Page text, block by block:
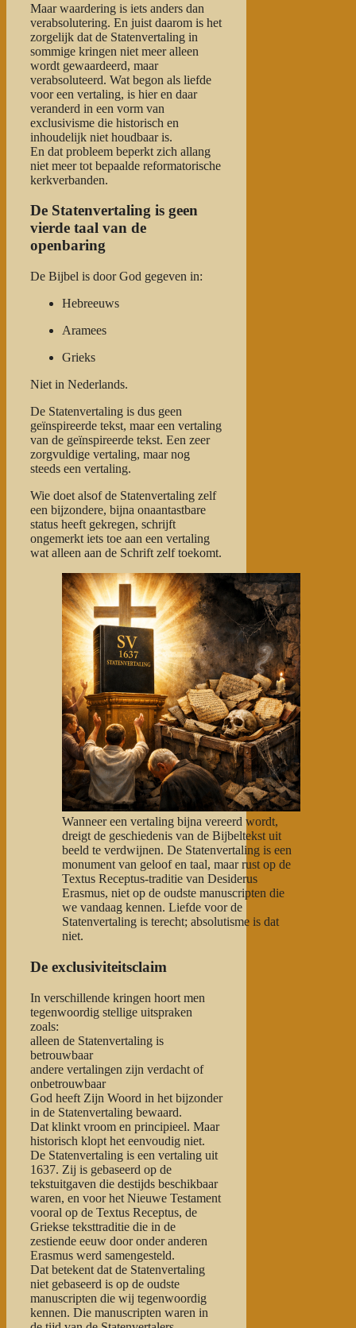
Maar waardering is iets anders dan
verabsolutering. En juist daarom is het
zorgelijk dat de Statenvertaling in
sommige kringen niet meer alleen
wordt gewaardeerd, maar
verabsoluteerd. Wat begon als liefde
voor een vertaling, is hier en daar
veranderd in een vorm van
exclusivisme die historisch en
inhoudelijk niet houdbaar is.
En dat probleem beperkt zich allang
niet meer tot bepaalde reformatorische
kerkverbanden.
De Statenvertaling is geen
vierde taal van de
openbaring
De Bijbel is door God gegeven in:
Hebreeuws
Aramees
Grieks
Niet in Nederlands.
De Statenvertaling is dus geen
geïnspireerde tekst, maar een vertaling
van de geïnspireerde tekst. Een zeer
zorgvuldige vertaling, maar nog
steeds een vertaling.
Wie doet alsof de Statenvertaling zelf
een bijzondere, bijna onaantastbare
status heeft gekregen, schrijft
ongemerkt iets toe aan een vertaling
wat alleen aan de Schrift zelf toekomt.
Wanneer een vertaling bijna vereerd wordt,
dreigt de geschiedenis van de Bijbeltekst uit
beeld te verdwijnen. De Statenvertaling is een
monument van geloof en taal, maar rust op de
Textus Receptus-traditie van Desiderus
Erasmus, niet op de oudste manuscripten die
we vandaag kennen. Liefde voor de
Statenvertaling is terecht; absolutisme is dat
niet.
De exclusiviteitsclaim
In verschillende kringen hoort men
tegenwoordig stellige uitspraken
zoals:
alleen de Statenvertaling is
betrouwbaar
andere vertalingen zijn verdacht of
onbetrouwbaar
God heeft Zijn Woord in het bijzonder
in de Statenvertaling bewaard.
Dat klinkt vroom en principieel. Maar
historisch klopt het eenvoudig niet.
De Statenvertaling is een vertaling uit
1637. Zij is gebaseerd op de
tekstuitgaven die destijds beschikbaar
waren, en voor het Nieuwe Testament
vooral op de Textus Receptus, de
Griekse teksttraditie die in de
zestiende eeuw door onder anderen
Erasmus werd samengesteld.
Dat betekent dat de Statenvertaling
niet gebaseerd is op de oudste
manuscripten die wij tegenwoordig
kennen. Die manuscripten waren in